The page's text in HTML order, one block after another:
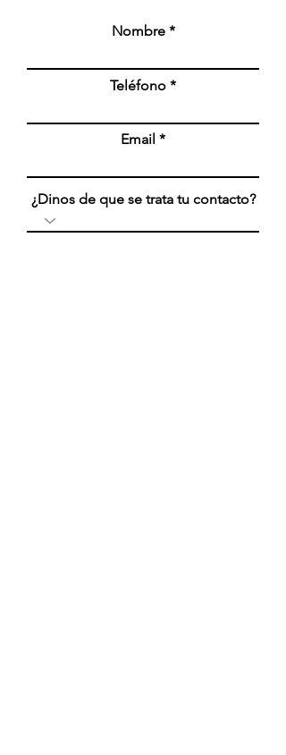
Nombre
Teléfono
Email
¿Dinos de que se trata tu contacto?